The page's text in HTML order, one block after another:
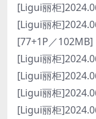
[Ligui丽柜
[Ligui丽柜
[77+1P／102MB]
[Ligui丽柜
[Ligui丽柜
[Ligui丽柜
[Ligui丽柜